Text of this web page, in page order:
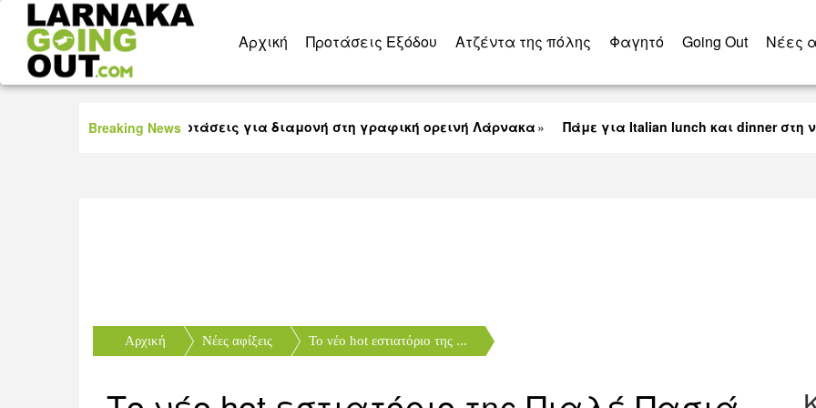
Aρχική Προτάσεις Εξόδου Ατζέντα της πόλης Φαγητό Going Out Nέες
Breaking News
20 πολύ καλές προτάσεις για διαμονή στη γραφική ορεινή Λάρνακα
Πάμε για Italian lunch και dinner στη νέα
Αρχική Nέες αφίξεις Το νέο hot εστιατόριο της ...